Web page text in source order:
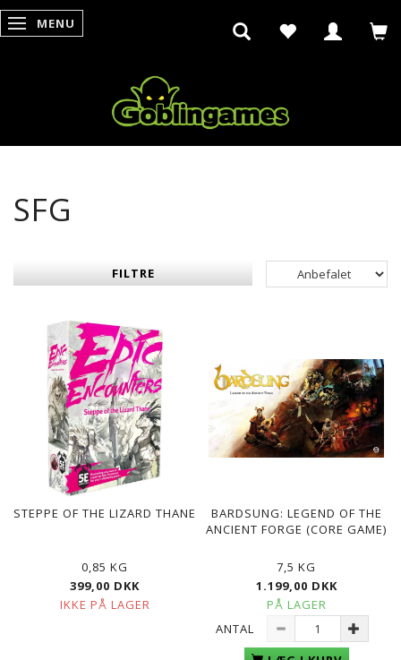
SKIFTE NAVIGATION
MENU
SFG
FILTRE
STEPPE OF THE LIZARD THANE
0,85 KG
399,00 DKK
IKKE PÅ LAGER
BARDSUNG: LEGEND OF THE
ANCIENT FORGE (CORE GAME)
7,5 KG
1.199,00 DKK
PÅ LAGER
ANTAL